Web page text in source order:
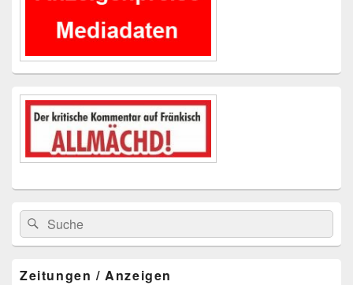
Suchen
nach:
Suchen
Zeitungen / Anzeigen